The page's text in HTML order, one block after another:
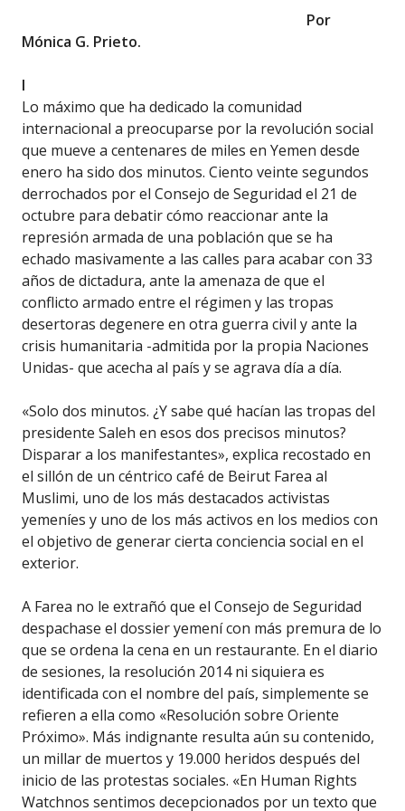
Por
Mónica G. Prieto.
I
Lo máximo que ha dedicado la comunidad
internacional a preocuparse por la revolución social
que mueve a centenares de miles en Yemen desde
enero ha sido dos minutos. Ciento veinte segundos
derrochados por el Consejo de Seguridad el 21 de
octubre para debatir cómo reaccionar ante la
represión armada de una población que se ha
echado masivamente a las calles para acabar con 33
años de dictadura, ante la amenaza de que el
conflicto armado entre el régimen y las tropas
desertoras degenere en otra guerra civil y ante la
crisis humanitaria -admitida por la propia Naciones
Unidas- que acecha al país y se agrava día a día.
«Solo dos minutos. ¿Y sabe qué hacían las tropas del
presidente Saleh en esos dos precisos minutos?
Disparar a los manifestantes», explica recostado en
el sillón de un céntrico café de Beirut Farea al
Muslimi, uno de los más destacados activistas
yemeníes y uno de los más activos en los medios con
el objetivo de generar cierta conciencia social en el
exterior.
A Farea no le extrañó que el Consejo de Seguridad
despachase el dossier yemení con más premura de lo
que se ordena la cena en un restaurante. En el diario
de sesiones, la resolución 2014 ni siquiera es
identificada con el nombre del país, simplemente se
refieren a ella como «Resolución sobre Oriente
Próximo». Más indignante resulta aún su contenido,
un millar de muertos y 19.000 heridos después del
inicio de las protestas sociales. «En Human Rights
Watchnos sentimos decepcionados por un texto que